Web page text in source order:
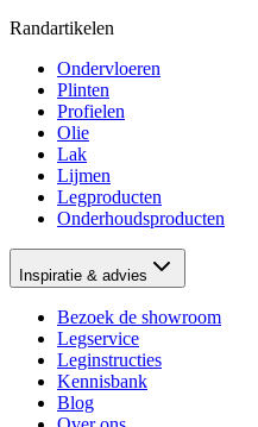
Randartikelen
Ondervloeren
Plinten
Profielen
Olie
Lak
Lijmen
Legproducten
Onderhoudsproducten
Inspiratie & advies
Bezoek de showroom
Legservice
Leginstructies
Kennisbank
Blog